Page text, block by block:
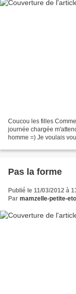
Coucou les filles
journée chargée
homme =) Je voulais
Pas la forme
Publié le 11/03/2012 à
Par mamzelle-petite-